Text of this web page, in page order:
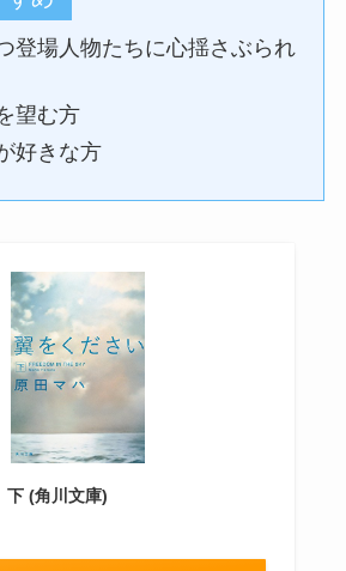
登場人物たちに心揺さぶられ
望む方
好きな方
(角川文庫)